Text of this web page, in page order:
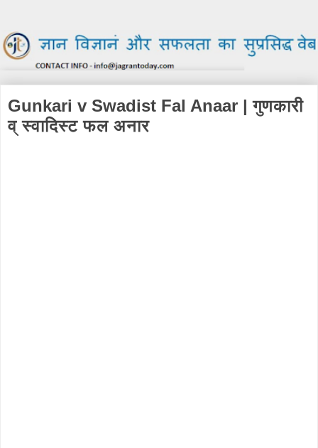
Gunkari v Swadist Fal Anaar | गुणकारी
व् स्वादिस्ट फल अनार